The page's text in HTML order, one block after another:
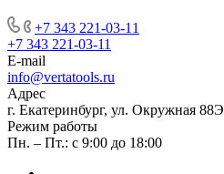
+7 343 221-03-11
+7 343 221-03-11
E-mail
info@vertatools.ru
Адрес
г. Екатеринбург, ул. Окружная 88Э
Режим работы
Пн. – Пт.: с 9:00 до 18:00